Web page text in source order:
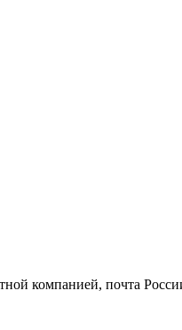
компанией, почта